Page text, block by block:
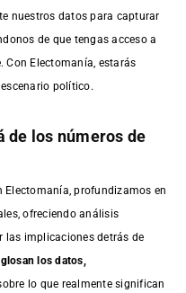
nuestros datos para capturar
de que tengas acceso a
Con Electomanía, estarás
político.
de los números de
profundizamos en
ofreciendo análisis
las implicaciones detrás de
los datos,
lo que realmente significan